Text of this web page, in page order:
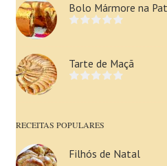
Bolo Mármore na
Tarte de Maçã
RECEITAS POPULARES
Filhós de Natal